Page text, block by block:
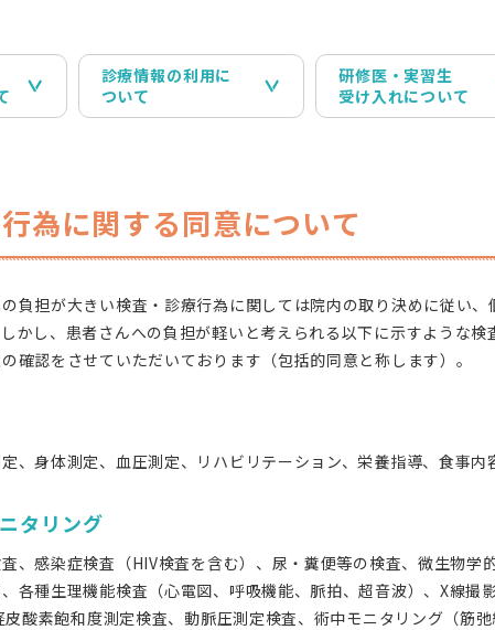
診療情報の利用に
ついて
研修医・実習生
受け入れについて
為に関する同意について
負担が大きい検査・診療行為に関しては院内の取り決めに従い
かし、患者さんへの負担が軽いと考えられる以下に示すような
確認をさせていただいております（包括的同意と称します）。
、身体測定、血圧測定、リハビリテーション、栄養指導、食事
タリング
、感染症検査（HIV検査を含む）、尿・糞便等の検査、微生物学
各種生理機能検査（心電図、呼吸機能、脈拍、超音波）、X線撮
酸素飽和度測定検査、動脈圧測定検査、術中モニタリング（筋